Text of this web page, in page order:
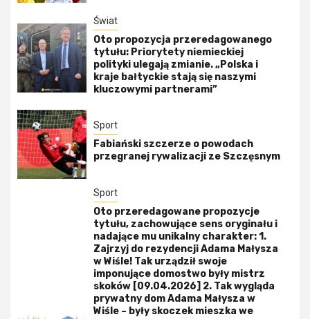
Świat
Oto propozycja przeredagowanego
tytułu: Priorytety niemieckiej
polityki ulegają zmianie. „Polska i
kraje bałtyckie stają się naszymi
kluczowymi partnerami”
Sport
Fabiański szczerze o powodach
przegranej rywalizacji ze Szczęsnym
Sport
Oto przeredagowane propozycje
tytułu, zachowujące sens oryginału i
nadające mu unikalny charakter: 1.
Zajrzyj do rezydencji Adama Małysza
w Wiśle! Tak urządził swoje
imponujące domostwo były mistrz
skoków [09.04.2026] 2. Tak wygląda
prywatny dom Adama Małysza w
Wiśle – były skoczek mieszka we